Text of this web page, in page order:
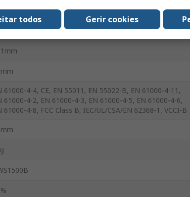
61000-4-4, CE, EN 55011, EN 55022-B, EN 61000-4-11,
61000-4-2, EN 61000-4-3, EN 61000-4-5, EN 61000-4-6,
61000-4-8, FCC Class B, IEC/UL/CSA/EN 62368-1, VCCI-B
Gerir cookies
todos